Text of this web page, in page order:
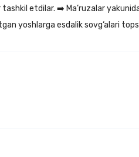
etdilar. ➡️ Ma’ruzalar
yoshlarga esdalik sovg‘alari